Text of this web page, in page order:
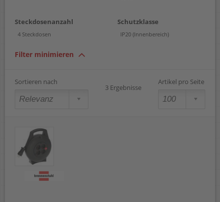
Steckdosenanzahl
4 Steckdosen
Schutzklasse
IP20 (Innenbereich)
Filter minimieren
Sortieren nach
3 Ergebnisse
Artikel pro Seite